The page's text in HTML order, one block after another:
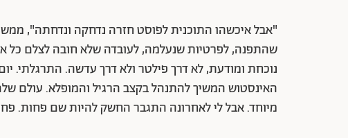
"אבל איכשהו התוכנית לפוסט חזרה נדחקה ונדחתה",
שהתפנה, לפרטיות שנעלמה, לעובדה שלא חובה לצלם כל
נוכחת ומודעת, לא דרך פילטר ולא דרך עדשה. התרגלתי.
האינסטוש המשיך להתנהל בקצב הרגיל והמופלא. עולם
מיוחד. אבל לי לאחרונה התגבר החשק להיות שם פחות.